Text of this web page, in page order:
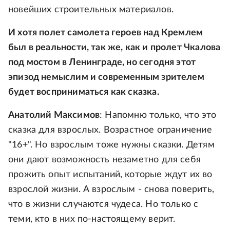
новейших строительных материалов.
И хотя полет самолета героев над Кремлем
был в реальности, так же, как и пролет Чкалова
под мостом в Ленинграде, но сегодня этот
эпизод немыслим и современным зрителем
будет восприниматься как сказка.
Анатолий Максимов: Напомню только, что это
сказка для взрослых. Возрастное ограничение
"16+". Но взрослым тоже нужны сказки. Детям
они дают возможность незаметно для себя
прожить опыт испытаний, которые ждут их во
взрослой жизни. А взрослым - снова поверить,
что в жизни случаются чудеса. Но только с
теми, кто в них по-настоящему верит.